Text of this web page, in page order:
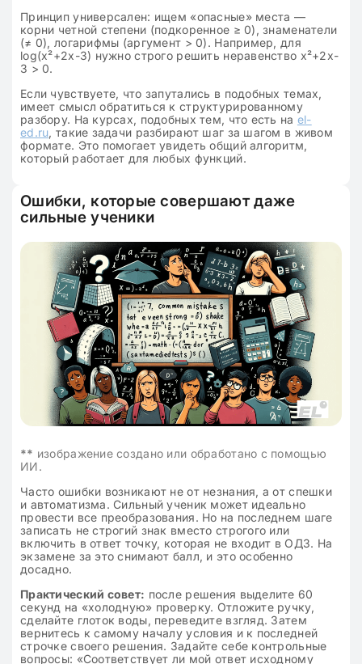
Принцип универсален: ищем «опасные» места —
корни четной степени (подкоренное ≥ 0), знаменатели
(≠ 0), логарифмы (аргумент > 0). Например, для
log(x²+2x-3) нужно строго решить неравенство x²+2x-
3 > 0.
Если чувствуете, что запутались в подобных темах,
имеет смысл обратиться к структурированному
разбору. На курсах, подобных тем, что есть на el-
ed.ru, такие задачи разбирают шаг за шагом в живом
формате. Это помогает увидеть общий алгоритм,
который работает для любых функций.
Ошибки, которые совершают даже
сильные ученики
** изображение создано или обработано с помощью
ИИ.
Часто ошибки возникают не от незнания, а от спешки
и автоматизма. Сильный ученик может идеально
провести все преобразования. Но на последнем шаге
записать не строгий знак вместо строгого или
включить в ответ точку, которая не входит в ОДЗ. На
экзамене за это снимают балл, и это особенно
досадно.
Практический совет: после решения выделите 60
секунд на «холодную» проверку. Отложите ручку,
сделайте глоток воды, переведите взгляд. Затем
вернитесь к самому началу условия и к последней
строчке своего решения. Задайте себе контрольные
вопросы: «Соответствует ли мой ответ исходному